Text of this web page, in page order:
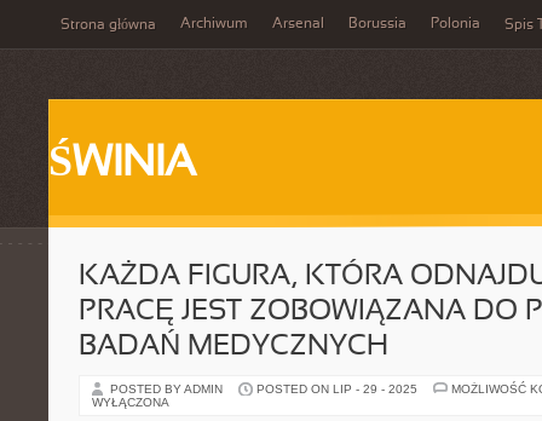
Strona główna Archiwum Arsenal Borussia Polonia Spis
ŚWINIA
KAŻDA FIGURA, KTÓRA
PRACĘ JEST ZOBOWIĄZANA DO
BADAŃ MEDYCZNYCH
POSTED BY ADMIN POSTED ON LIP - 29 - 2025
MOŻLIWOŚĆ
WYŁĄCZONA